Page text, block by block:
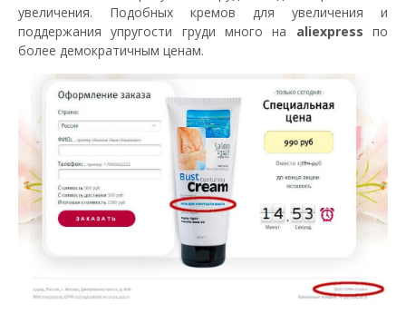
увеличения. Подобных кремов для увеличения и
поддержания упругости груди много на aliexpressпо
более демократичным ценам.